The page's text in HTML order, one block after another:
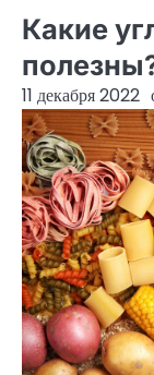
Какие
11 декабря 2022